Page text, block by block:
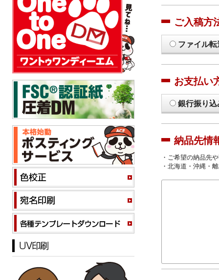
ご入稿方
ファイル
お支払い
銀行振り込
納品先情
・ご希望の納品先
・北海道・沖縄・